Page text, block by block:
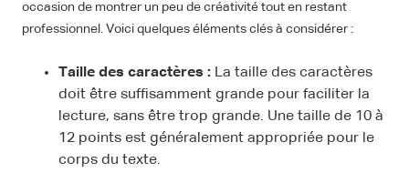
occasion de montrer un peu de créativité tout en restant
professionnel. Voici quelques éléments clés à considérer :
Taille des caractères : La taille des caractères
doit être suffisamment grande pour faciliter la
lecture, sans être trop grande. Une taille de 10 à
12 points est généralement appropriée pour le
corps du texte.